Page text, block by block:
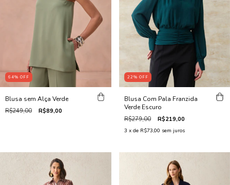
64% OFF
Blusa sem Alça Verde
R$249,00 R$89,00
22% OFF
Blusa Com Pala Franzida
Verde Escuro
R$279,00 R$219,00
3 x de R$73,00 sem juros